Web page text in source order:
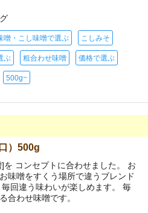
噌・こし味噌で選ぶ こしみそ
ぶ 粗合わせ味噌 価格で選ぶ
500g~
）500g
を コンセプトに合わせました。 お
味噌をすくう場所で違うブレンド
回違う味わいが楽しめます。 毎
合わせ味噌です。